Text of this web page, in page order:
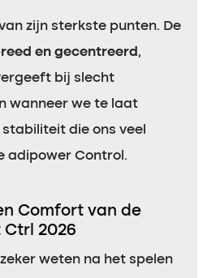
zijn sterkste punten. De
en gecentreerd ,
bij slecht
wanneer we te laat
die ons veel
adipower Control.
Comfort van de
Ctrl 2026
weten na het spelen